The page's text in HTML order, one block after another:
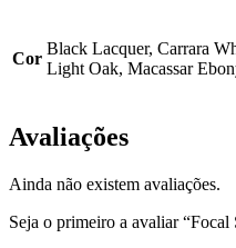
Cor
Black Lacquer, Carrara
Light Oak, Macassar
Avaliações
Ainda não existem avaliações.
Seja o primeiro a avaliar “Focal